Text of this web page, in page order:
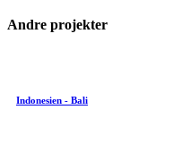
Andre projekter
Indonesien - Bali